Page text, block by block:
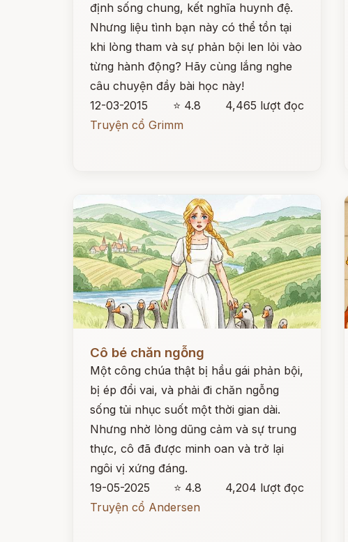
định sống chung, kết nghĩa huynh đệ.
Nhưng liệu tình bạn này có thể tồn tại
khi lòng tham và sự phản bội len lỏi vào
từng hành động? Hãy cùng lắng nghe
câu chuyện đầy bài học này!
12-03-2015
⭐ 4.8
4,465 lượt đọc
Truyện cổ Grimm
Cô bé chăn ngỗng
Một công chúa thật bị hầu gái phản bội,
bị ép đổi vai, và phải đi chăn ngỗng
sống tủi nhục suốt một thời gian dài.
Nhưng nhờ lòng dũng cảm và sự trung
thực, cô đã được minh oan và trở lại
ngôi vị xứng đáng.
19-05-2025
⭐ 4.8
4,204 lượt đọc
Truyện cổ Andersen